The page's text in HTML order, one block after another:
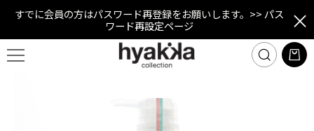
すでに会員の方はパスワード再登録をお願いします。 >> パス
ワード再設定ページ